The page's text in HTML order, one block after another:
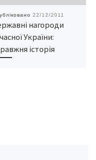
22/12/2011
нагороди
України:
історія